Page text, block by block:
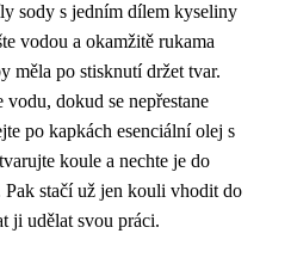
sody s jedním dílem kyseliny
vodou a okamžitě rukama
měla po stisknutí držet tvar.
dokud se nepřestane
po kapkách esenciální olej s
koule a nechte je do
Pak stačí už jen kouli vhodit do
ji udělat svou práci.